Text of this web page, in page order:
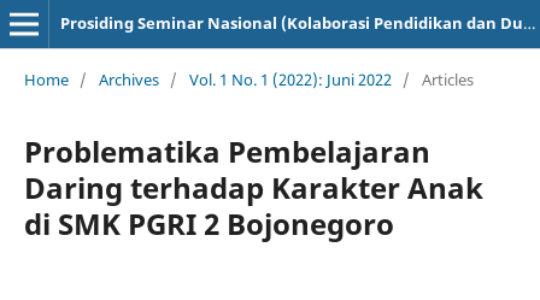
Prosiding Seminar Nasional (Kolaborasi Pendidikan dan Dunia Industri)
Home / Archives / Vol. 1 No. 1 (2022): Juni 2022 / Articles
Problematika Pembelajaran
Daring terhadap Karakter Anak
di SMK PGRI 2 Bojonegoro